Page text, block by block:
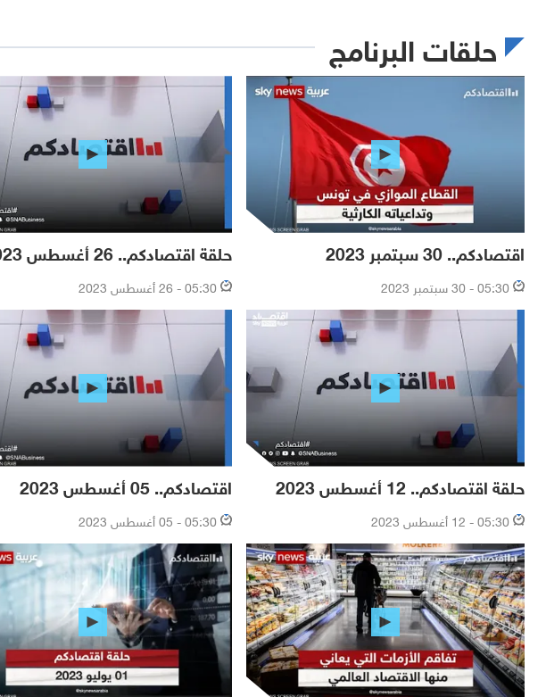
حلقات البرنامج
اقتصادكم.. 30 سبتمبر 2023
05:30 - 30 سبتمبر 2023
حلقة اقتصادكم.. 26 أغسطس 2023
05:30 - 26 أغسطس 2023
حلقة اقتصادكم.. 12 أغسطس 2023
05:30 - 12 أغسطس 2023
اقتصادكم.. 05 أغسطس 2023
05:30 - 05 أغسطس 2023